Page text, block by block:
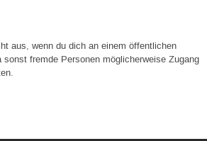
aus, wenn du dich an einem öffentlichen
sonst fremde Personen möglicherweise Zugang